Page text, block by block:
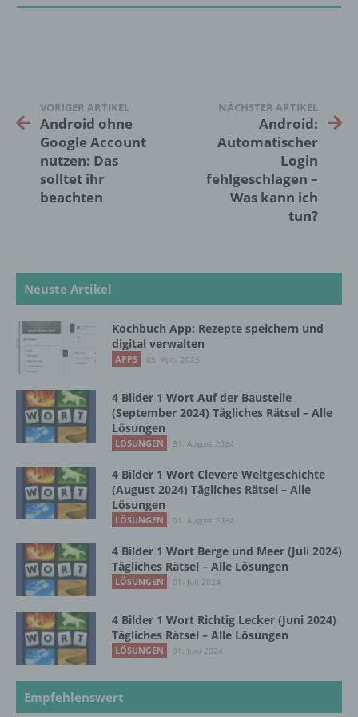
VORIGER ARTIKEL
Android ohne
Google Account
nutzen: Das
solltet ihr
beachten
NÄCHSTER ARTIKEL
Android:
Automatischer
Login
fehlgeschlagen –
Was kann ich
tun?
Neuste Artikel
Kochbuch App: Rezepte speichern und
digital verwalten
APPS 03. April 2025
4 Bilder 1 Wort Auf der Baustelle
(September 2024) Tägliches Rätsel – Alle
Lösungen
LÖSUNGEN 31. August 2024
4 Bilder 1 Wort Clevere Weltgeschichte
(August 2024) Tägliches Rätsel – Alle
Lösungen
LÖSUNGEN 01. August 2024
4 Bilder 1 Wort Berge und Meer (Juli 2024)
Tägliches Rätsel – Alle Lösungen
LÖSUNGEN 01. Juli 2024
4 Bilder 1 Wort Richtig Lecker (Juni 2024)
Tägliches Rätsel – Alle Lösungen
LÖSUNGEN 01. Juni 2024
Empfehlenswert
die sich auf eine natürliche Person beziehen,
natürlichen Person zu analysieren oder
vorherzusagen.
f) Pseudonymisierung
Pseudonymisierung ist die Verarbeitung
Informationen nicht mehr einer spezifischen
betroffenen Person zugeordnet werden
können, sofern diese zusätzlichen
Informationen gesondert aufbewahrt werden
und technischen und organisatorischen
Maßnahmen unterliegen, die gewährleisten,
dass die personenbezogenen Daten nicht
natürlichen Person zugewiesen werden.
Verantwortlicher
Verantwortlicher oder für die Verarbeitung
Verantwortlicher ist die natürliche oder
oder andere Stelle, die allein oder
gemeinsam mit anderen über die Zwecke
und Mittel der Verarbeitung von
Sind die Zwecke und Mittel dieser
Verarbeitung durch das Unionsrecht oder
das Recht der Mitgliedstaaten vorgegeben,
so kann der Verantwortliche
beziehungsweise können die bestimmten
Kriterien seiner Benennung nach dem
Unionsrecht oder dem Recht der